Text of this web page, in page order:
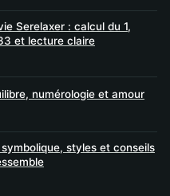
Serelaxer : calcul du 1,
et lecture claire
numérologie et amour
styles et conseils